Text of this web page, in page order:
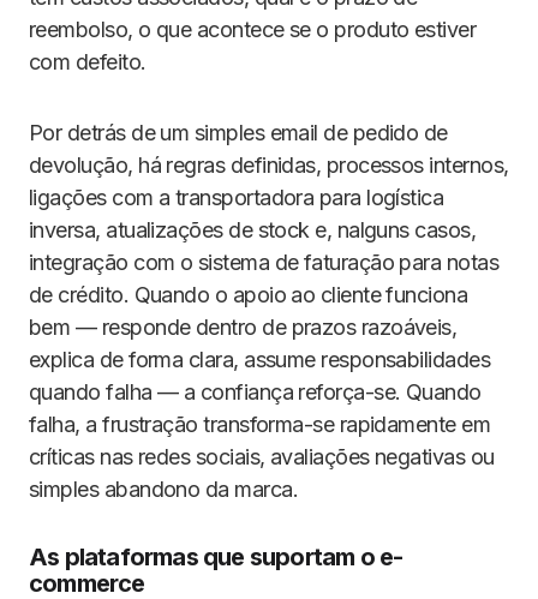
reembolso, o que acontece se o produto estiver
com defeito.
Por detrás de um simples email de pedido de
devolução, há regras definidas, processos internos,
ligações com a transportadora para logística
inversa, atualizações de stock e, nalguns casos,
integração com o sistema de faturação para notas
de crédito. Quando o apoio ao cliente funciona
bem — responde dentro de prazos razoáveis,
explica de forma clara, assume responsabilidades
quando falha — a confiança reforça-se. Quando
falha, a frustração transforma-se rapidamente em
críticas nas redes sociais, avaliações negativas ou
simples abandono da marca.
As plataformas que suportam o e-
commerce